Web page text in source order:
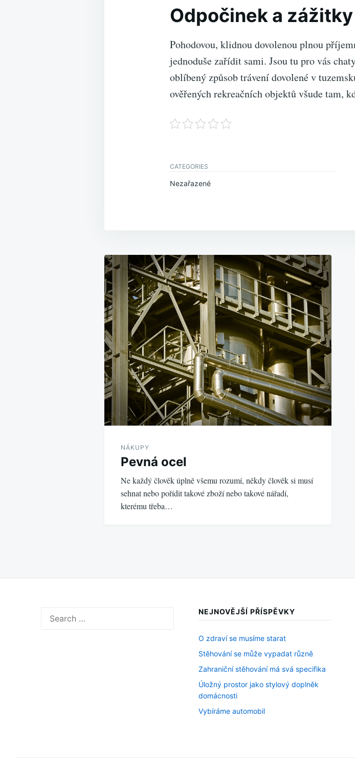
Odpočinek a zážitky
Pohodovou, klidnou dovolenou plnou
jednoduše zařídit sami. Jsou tu pro vás
oblíbený způsob trávení dovolené v
ověřených rekreačních objektů všude tam,
CATEGORIES
Nezařazené
Navigace
pro
příspěvek
NÁKUPY
Pevná ocel
Ne každý člověk úplně všemu rozumí, někdy člověk si musí
sehnat nebo pořídit takové zboží nebo takové nářadí,
kterému třeba…
for:
NEJNOVĚJŠÍ PŘÍSPĚVKY
O zdraví se musíme starat
Stěhování se může vypadat různě
Zahraniční stěhování má svá specifika
Úložný prostor jako stylový doplněk
domácnosti
Vybíráme automobil